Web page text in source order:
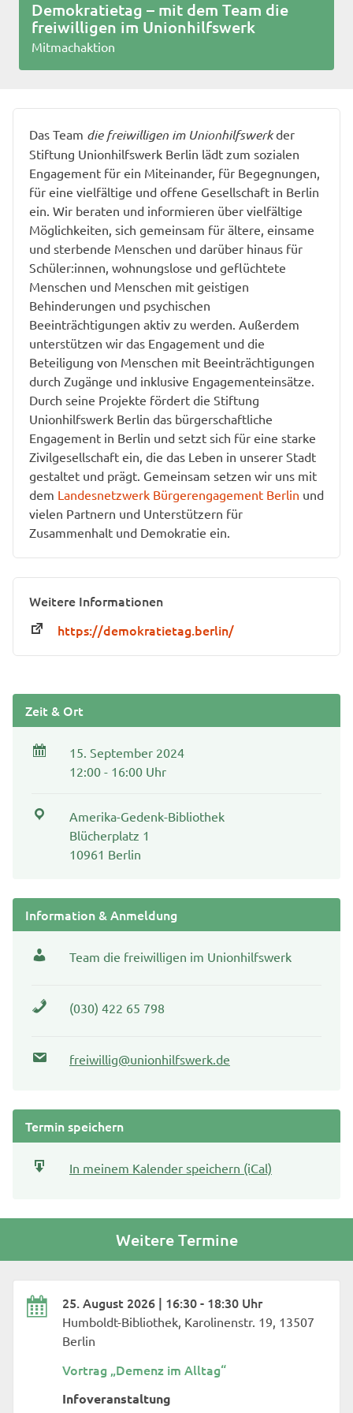
Demokratietag – mit dem Team die
freiwilligen im Unionhilfswerk
Mitmachaktion
Das Team die freiwilligen im Unionhilfswerkder
Stiftung Unionhilfswerk Berlin lädt zum sozialen
Engagement für ein Miteinander, für Begegnungen,
für eine vielfältige und offene Gesellschaft in Berlin
ein. Wir beraten und informieren über vielfältige
Möglichkeiten, sich gemeinsam für ältere, einsame
und sterbende Menschen und darüber hinaus für
Schüler:innen, wohnungslose und geflüchtete
Menschen und Menschen mit geistigen
Behinderungen und psychischen
Beeinträchtigungen aktiv zu werden. Außerdem
unterstützen wir das Engagement und die
Beteiligung von Menschen mit Beeinträchtigungen
durch Zugänge und inklusive Engagementeinsätze.
Durch seine Projekte fördert die Stiftung
Unionhilfswerk Berlin das bürgerschaftliche
Engagement in Berlin und setzt sich für eine starke
Zivilgesellschaft ein, die das Leben in unserer Stadt
gestaltet und prägt. Gemeinsam setzen wir uns mit
dem Landesnetzwerk Bürgerengagement Berlin und
vielen Partnern und Unterstützern für
Zusammenhalt und Demokratie ein.
Weitere Informationen
https://demokratietag.berlin/
Zeit & Ort
15. September 2024
12:00 - 16:00 Uhr
Amerika-Gedenk-Bibliothek
Blücherplatz 1
10961 Berlin
Information & Anmeldung
Team die freiwilligen im Unionhilfswerk
(030) 422 65 798
freiwillig@unionhilfswerk.de
Termin speichern
In meinem Kalender speichern (iCal)
Weitere Termine
25. August 2026 | 16:30 - 18:30 Uhr
Humboldt-Bibliothek, Karolinenstr. 19, 13507
Berlin
Vortrag „Demenz im Alltag“
Infoveranstaltung